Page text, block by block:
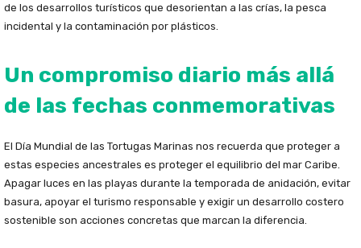
de los desarrollos turísticos que desorientan a las crías, la pesca
incidental y la contaminación por plásticos.
Un compromiso diario más allá
de las fechas conmemorativas
El Día Mundial de las Tortugas Marinas nos recuerda que proteger a
estas especies ancestrales es proteger el equilibrio del mar Caribe.
Apagar luces en las playas durante la temporada de anidación, evitar
basura, apoyar el turismo responsable y exigir un desarrollo costero
sostenible son acciones concretas que marcan la diferencia.